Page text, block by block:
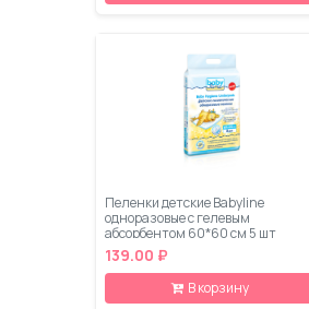
Пеленки детские Babyline
одноразовые с гелевым
абсорбентом 60*60 см 5 шт
139.00 ₽
В корзину